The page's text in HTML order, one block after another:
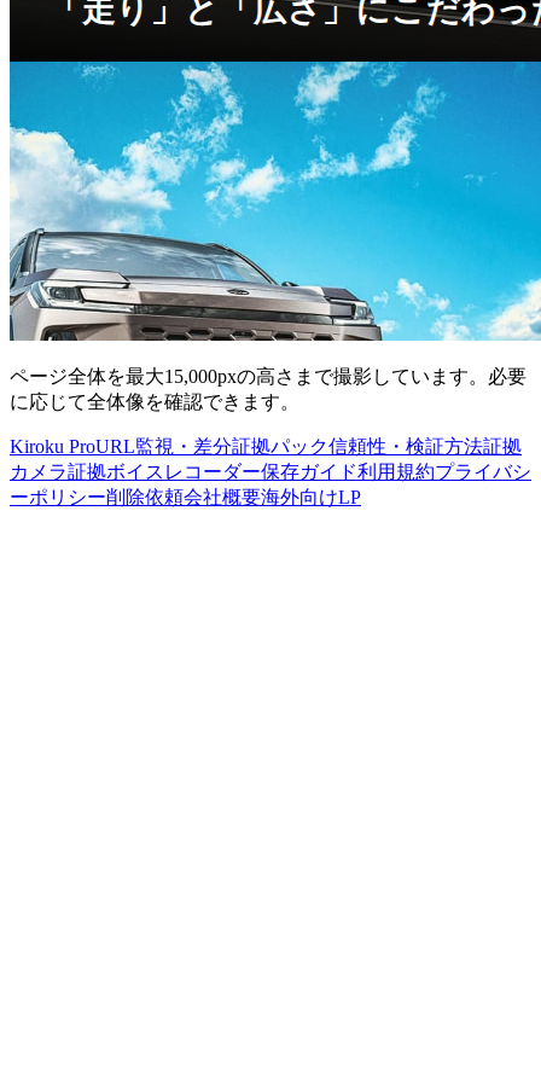
ページ全体を最大15,000pxの高さまで撮影しています。必要
に応じて全体像を確認できます。
Kiroku ProURL監視・差分証拠パック信頼性・検証方法証拠
カメラ証拠ボイスレコーダー保存ガイド利用規約プライバシ
ーポリシー削除依頼会社概要海外向けLP